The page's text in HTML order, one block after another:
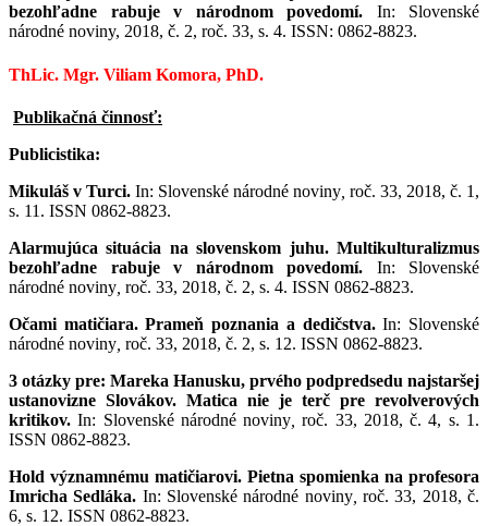
bezohľadne rabuje v národnom povedomí. In: Slovenské
národné noviny, 2018, č. 2, roč. 33, s. 4. ISSN: 0862-8823.
ThLic. Mgr. Viliam Komora, PhD.
Publikačná činnosť:
Publicistika:
Mikuláš v Turci. In: Slovenské národné noviny roč. 33, 2018, č. 1,
s. 11. ISSN 0862-8823.
Alarmujúca situácia na slovenskom juhu. Multikulturalizmus
bezohľadne rabuje v národnom povedomí. In: Slovenské
národné noviny roč. 33, 2018, č. 2, s. 4. ISSN 0862-8823.
Očami matičiara. Prameň poznania a dedičstva.In: Slovenské
národné noviny roč. 33, 2018, č. 2, s. 12. ISSN 0862-8823.
3 otázky pre: Mareka Hanusku, prvého podpredsedu najstaršej
ustanovizne Slovákov. Matica nie je terč pre revolverových
kritikov.In: Slovenské národné noviny roč. 33, 2018, č. 4, s. 1.
ISSN 0862-8823.
Hold významnému matičiarovi. Pietna spomienka na profesora
Imricha Sedláka. In: Slovenské národné noviny, roč. 33, 2018, č.
6, s. 12. ISSN 0862-8823.